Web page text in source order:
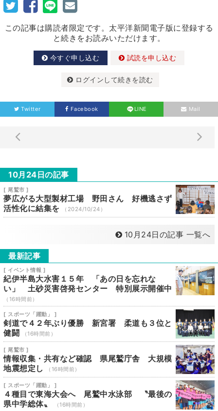
この記事は購読者限定です。太平洋新聞電子版に登録する
と続きをお読みいただけます。
今すぐ申し込む 試読を申し込む
ログインして続きを読む
Twitter Facebook LINE Mail
10月24日の記事
[ 尾鷲市 ]
夢広がる大型製材工場 野田さん 好機逃さず
活性化に結集を
（2024/10/24）
10月24日の記事 一覧へ
最新記事
[ イベント情報 ]
紀伊半島大水害１５年 「あの日を忘れな
い」 土砂災害啓発センター 特別展示開催中
（16時間前）
[ スポーツ「躍動」 ]
剣道で４２年ぶり優勝 新宮署 柔道も３位と
健闘
（16時間前）
[ 尾鷲市 ]
情報収集・共有など確認 県尾鷲庁舎 大規模
地震想定し
（16時間前）
[ スポーツ「躍動」 ]
４種目で東海大会へ 尾鷲中水泳部 〝最後の
県中学総体〟
（16時間前）